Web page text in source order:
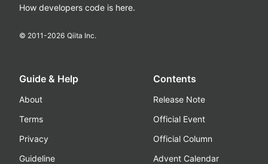
How developers code is here.
© 2011-2026 Qiita Inc.
Guide & Help
About
Terms
Privacy
Guideline
Contents
Release Note
Official Event
Official Column
Advent Calendar